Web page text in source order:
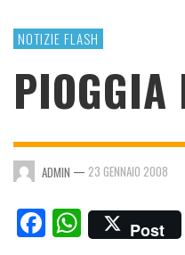
NOTIZIE FLASH
PIOGGIA
ADMIN — 23 GENNAIO 2008
Facebook
Post